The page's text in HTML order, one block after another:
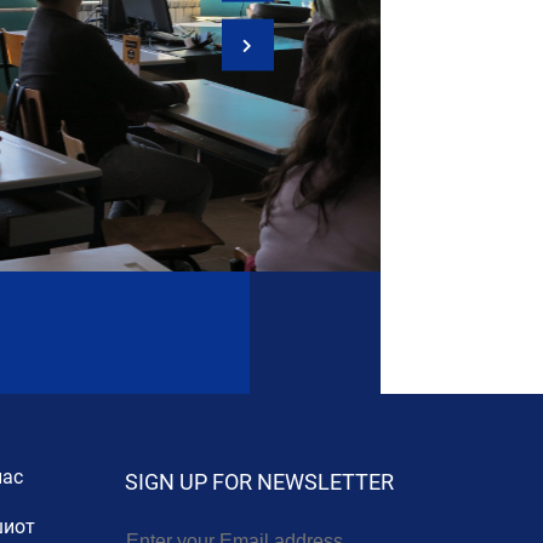
SIGN UP FOR NEWSLETTER